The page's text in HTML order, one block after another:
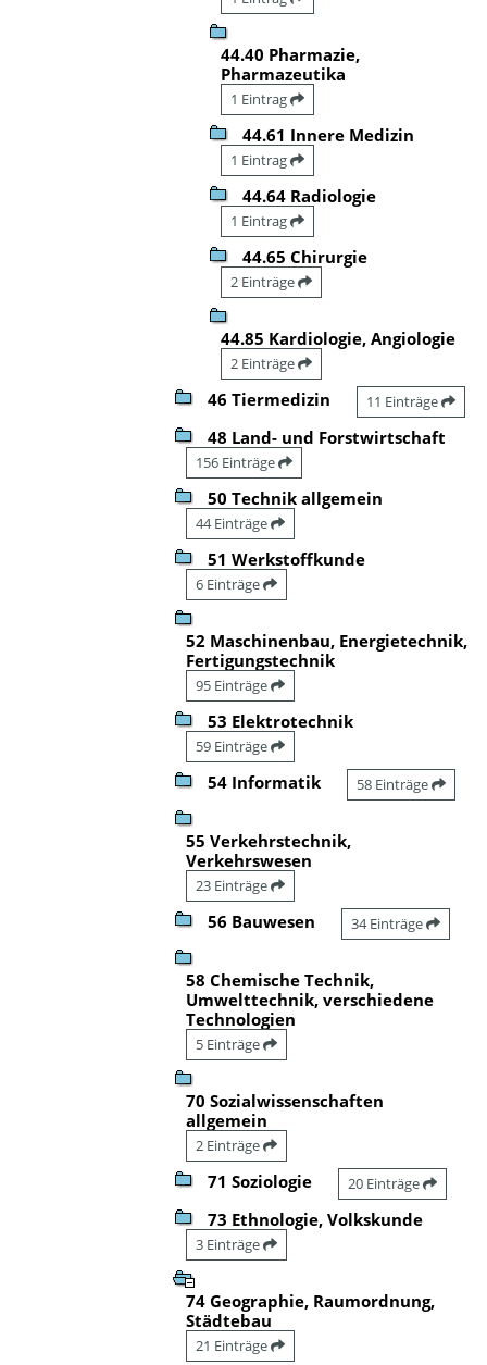
44.40 Pharmazie,
Pharmazeutika
1 Eintrag
44.61 Innere Medizin
1 Eintrag
44.64 Radiologie
1 Eintrag
44.65 Chirurgie
2 Einträge
44.85 Kardiologie, Angiologie
2 Einträge
46 Tiermedizin 11 Einträge
48 Land- und Forstwirtschaft
156 Einträge
50 Technik allgemein
44 Einträge
51 Werkstoffkunde
6 Einträge
52 Maschinenbau, Energietechnik,
Fertigungstechnik
95 Einträge
53 Elektrotechnik
59 Einträge
54 Informatik 58 Einträge
55 Verkehrstechnik,
Verkehrswesen
23 Einträge
56 Bauwesen 34 Einträge
58 Chemische Technik,
Umwelttechnik, verschiedene
Technologien
5 Einträge
70 Sozialwissenschaften
allgemein
2 Einträge
71 Soziologie 20 Einträge
73 Ethnologie, Volkskunde
3 Einträge
74 Geographie, Raumordnung,
Städtebau
21 Einträge